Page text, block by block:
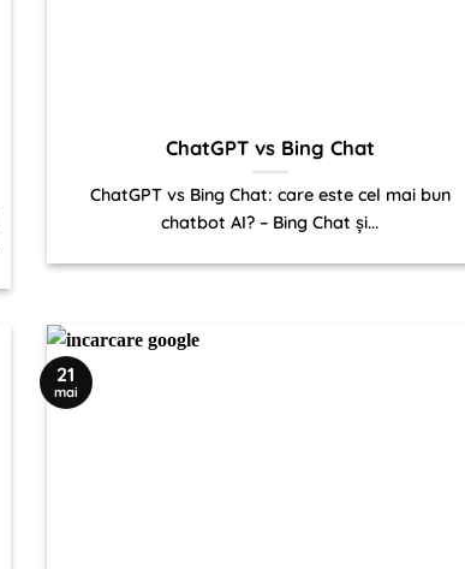
ChatGPT vs Bing Chat
ChatGPT vs Bing Chat: care este cel mai bun
chatbot AI? – Bing Chat și...
21
mai